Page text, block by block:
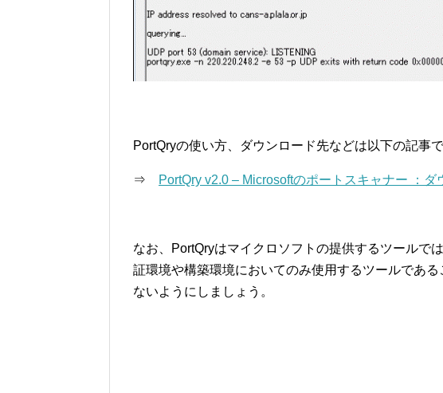
PortQryの使い方、ダウンロード先などは以下の記事
⇒ PortQry v2.0 – Microsoftのポートスキャナー ：ダ
なお、PortQryはマイクロソフトの提供するツールで
証環境や構築環境においてのみ使用するツールであ
ないようにしましょう。